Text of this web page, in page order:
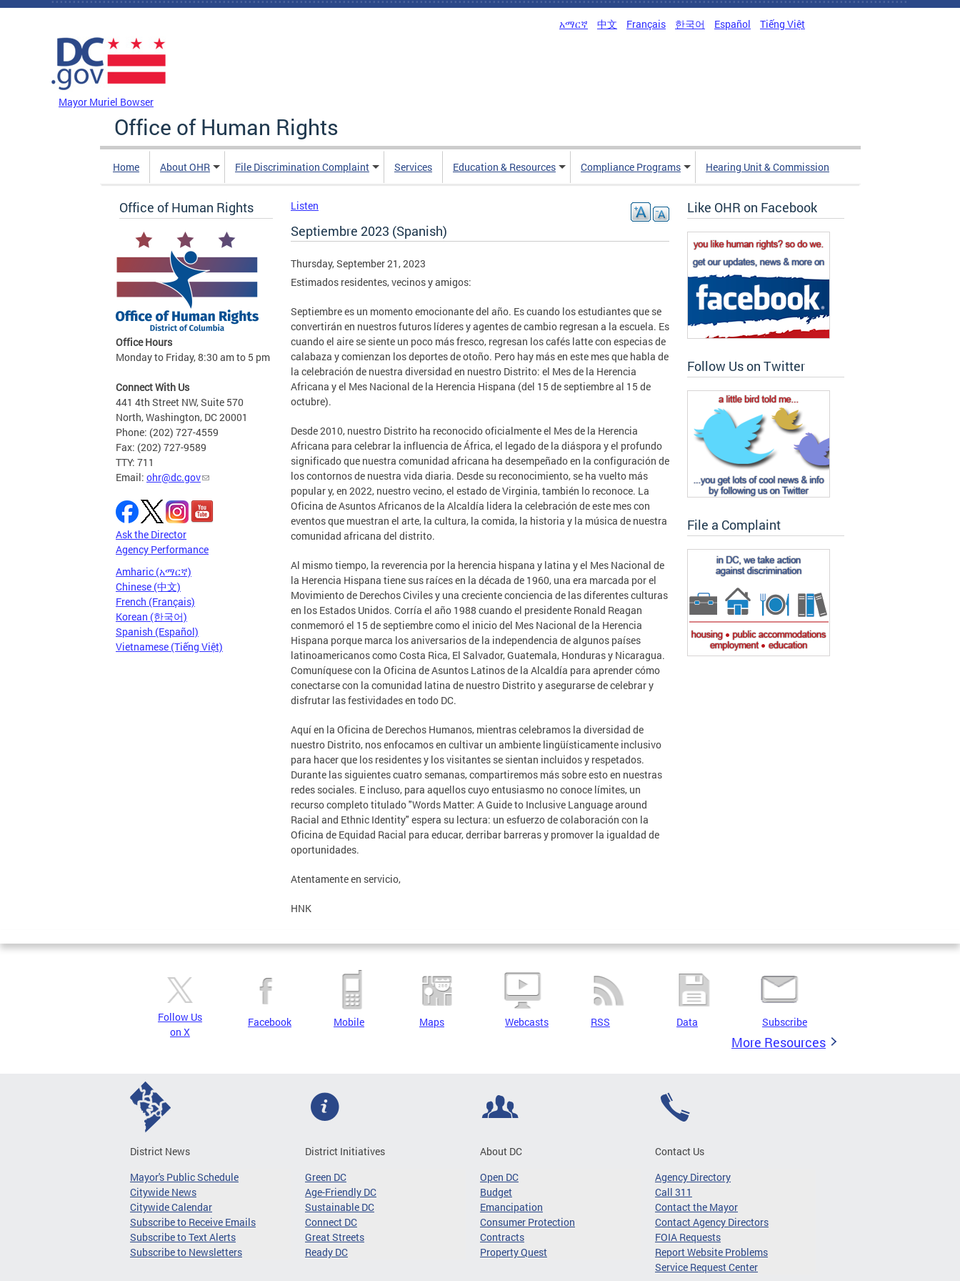
Skip to main content
አማርኛ 中文 Français 한국어 Español Tiếng Việt
Mayor Muriel Bowser
Office of Human Rights
Home About OHR File Discrimination Complaint Services Education & Resources Compliance Programs Hearing Unit & Commission
Office of Human Rights
Office Hours
Monday to Friday, 8:30 am to 5 pm
Connect With Us
441 4th Street NW, Suite 570
North, Washington, DC 20001
Phone: (202) 727-4559
Fax: (202) 727-9589
TTY: 711
Email: ohr@dc.gov
Ask the Director
Agency Performance
Amharic (አማርኛ)
Chinese (中文)
French (Français)
Korean (한국어)
Spanish (Español)
Vietnamese (Tiếng Việt)
Listen
Septiembre 2023 (Spanish)
Thursday, September 21, 2023
Estimados residentes, vecinos y amigos:
Septiembre es un momento emocionante del año. Es cuando los estudiantes que se
convertirán en nuestros futuros líderes y agentes de cambio regresan a la escuela. Es
cuando el aire se siente un poco más fresco, regresan los cafés latte con especias de
calabaza y comienzan los deportes de otoño. Pero hay más en este mes que habla de
la celebración de nuestra diversidad en nuestro Distrito: el Mes de la Herencia
Africana y el Mes Nacional de la Herencia Hispana (del 15 de septiembre al 15 de
octubre).
Desde 2010, nuestro Distrito ha reconocido oficialmente el Mes de la Herencia
Africana para celebrar la influencia de África, el legado de la diáspora y el profundo
significado que nuestra comunidad africana ha desempeñado en la configuración de
los contornos de nuestra vida diaria. Desde su reconocimiento, se ha vuelto más
popular y, en 2022, nuestro vecino, el estado de Virginia, también lo reconoce. La
Oficina de Asuntos Africanos de la Alcaldía lidera la celebración de este mes con
eventos que muestran el arte, la cultura, la comida, la historia y la música de nuestra
comunidad africana del distrito.
Al mismo tiempo, la reverencia por la herencia hispana y latina y el Mes Nacional de
la Herencia Hispana tiene sus raíces en la década de 1960, una era marcada por el
Movimiento de Derechos Civiles y una creciente conciencia de las diferentes culturas
en los Estados Unidos. Corría el año 1988 cuando el presidente Ronald Reagan
conmemoró el 15 de septiembre como el inicio del Mes Nacional de la Herencia
Hispana porque marca los aniversarios de la independencia de algunos países
latinoamericanos como Costa Rica, El Salvador, Guatemala, Honduras y Nicaragua.
Comuníquese con la Oficina de Asuntos Latinos de la Alcaldía para aprender cómo
conectarse con la comunidad latina de nuestro Distrito y asegurarse de celebrar y
disfrutar las festividades en todo DC.
Aquí en la Oficina de Derechos Humanos, mientras celebramos la diversidad de
nuestro Distrito, nos enfocamos en cultivar un ambiente lingüísticamente inclusivo
para hacer que los residentes y los visitantes se sientan incluidos y respetados.
Durante las siguientes cuatro semanas, compartiremos más sobre esto en nuestras
redes sociales. E incluso, para aquellos cuyo entusiasmo no conoce límites, un
recurso completo titulado "Words Matter: A Guide to Inclusive Language around
Racial and Ethnic Identity" espera su lectura: un esfuerzo de colaboración con la
Oficina de Equidad Racial para educar, derribar barreras y promover la igualdad de
oportunidades.
Atentamente en servicio,
HNK
Like OHR on Facebook
Follow Us on Twitter
File a Complaint
Follow Us
on X
Facebook Mobile Maps Webcasts RSS Data Subscribe
More Resources
District News
Mayor's Public Schedule
Citywide News
Citywide Calendar
Subscribe to Receive Emails
Subscribe to Text Alerts
Subscribe to Newsletters
District Initiatives
Green DC
Age-Friendly DC
Sustainable DC
Connect DC
Great Streets
Ready DC
About DC
Open DC
Budget
Emancipation
Consumer Protection
Contracts
Property Quest
Contact Us
Agency Directory
Call 311
Contact the Mayor
Contact Agency Directors
FOIA Requests
Report Website Problems
Service Request Center